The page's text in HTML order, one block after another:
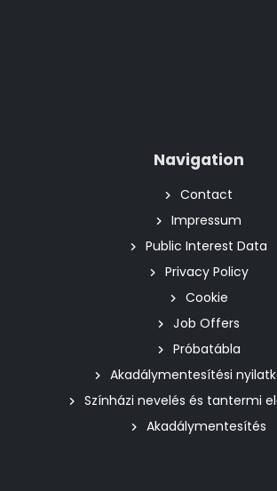
Navigation
Contact
Impressum
Public Interest Data
Privacy Policy
Cookie
Job Offers
Próbatábla
Akadálymentesítési
Színházi nevelés és tantermi
Akadálymentesítés